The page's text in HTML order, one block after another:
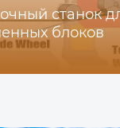
станок
блоков